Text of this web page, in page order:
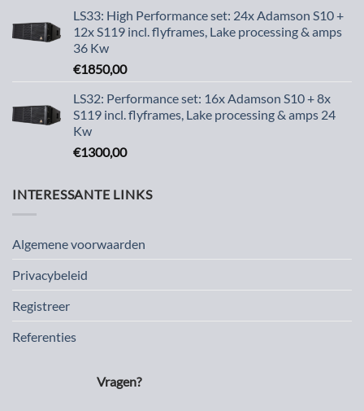
LS33: High Performance set: 24x Adamson S10 +
12x S119 incl. flyframes, Lake processing & amps
36 Kw
€1850,00
LS32: Performance set: 16x Adamson S10 + 8x
S119 incl. flyframes, Lake processing & amps 24
Kw
€1300,00
INTERESSANTE LINKS
Algemene voorwaarden
Privacybeleid
Registreer
Referenties
Vragen?